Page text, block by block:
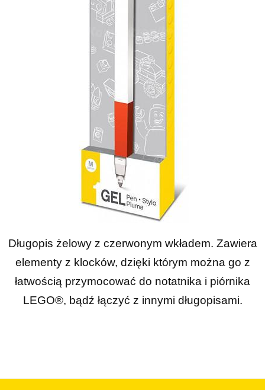
Długopis żelowy z czerwonym wkładem. Zawiera
elementy z klocków, dzięki którym można go z
łatwością przymocować do notatnika i piórnika
LEGO®, bądź łączyć z innymi długopisami.